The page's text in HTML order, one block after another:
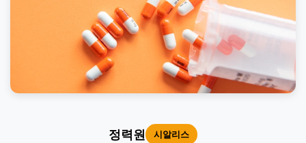
정력원 시알리스